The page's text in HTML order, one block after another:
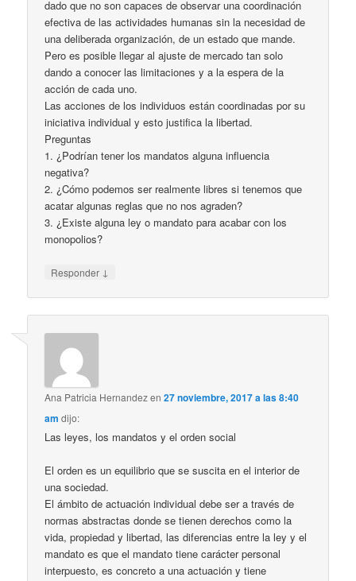
dado que no son capaces de observar una coordinación
efectiva de las actividades humanas sin la necesidad de
una deliberada organización, de un estado que mande.
Pero es posible llegar al ajuste de mercado tan solo
dando a conocer las limitaciones y a la espera de la
acción de cada uno.
Las acciones de los individuos están coordinadas por su
iniciativa individual y esto justifica la libertad.
Preguntas
1. ¿Podrían tener los mandatos alguna influencia
negativa?
2. ¿Cómo podemos ser realmente libres si tenemos que
acatar algunas reglas que no nos agraden?
3. ¿Existe alguna ley o mandato para acabar con los
monopolios?
Responder ↓
Ana Patricia Hernandezen27 noviembre, 2017 a las 8:40
am dijo:
Las leyes, los mandatos y el orden social
El orden es un equilibrio que se suscita en el interior de
una sociedad.
El ámbito de actuación individual debe ser a través de
normas abstractas donde se tienen derechos como la
vida, propiedad y libertad, las diferencias entre la ley y el
mandato es que el mandato tiene carácter personal
interpuesto, es concreto a una actuación y tiene